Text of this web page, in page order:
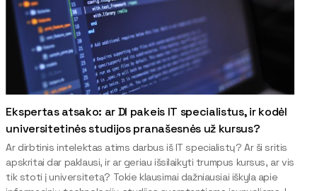
Ekspertas atsako: ar DI pakeis IT specialistus, ir kodėl
universitetinės studijos pranašesnės už kursus?
Ar dirbtinis intelektas atims darbus iš IT specialistų? Ar ši sritis
apskritai dar paklausi, ir ar geriau išsilaikyti trumpus kursus, ar vis
tik stoti į universitetą? Tokie klausimai dažniausiai iškyla apie